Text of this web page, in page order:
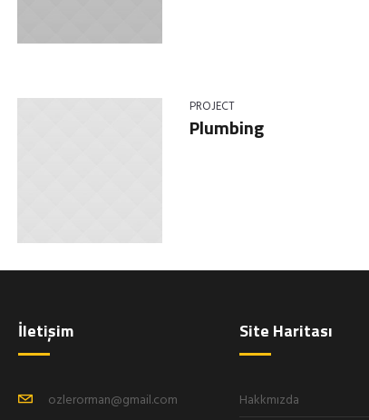
PROJECT
Plumbing
İletişim
ozlerorman@gmail.com
Site Haritası
Hakkmızda